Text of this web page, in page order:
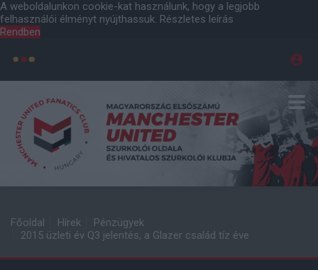
A weboldalunkon cookie-kat használunk, hogy a legjobb
felhasználói élményt nyújthassuk. Részletes leírás
Rendben
Főoldal Hírek
Pénzügyek
2015 üzleti év Q3 jelentés, a Glazer család tíz éve